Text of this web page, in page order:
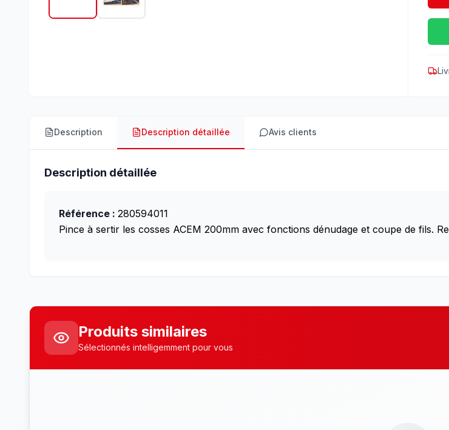
Description Description détaillée Avis clients
Description détaillée
Référence : 280594011
Pince à sertir les cosses ACEM 200mm avec fonctions dénudage et coupe de fils.
Produits similaires
Sélectionnés intelligemment pour vous